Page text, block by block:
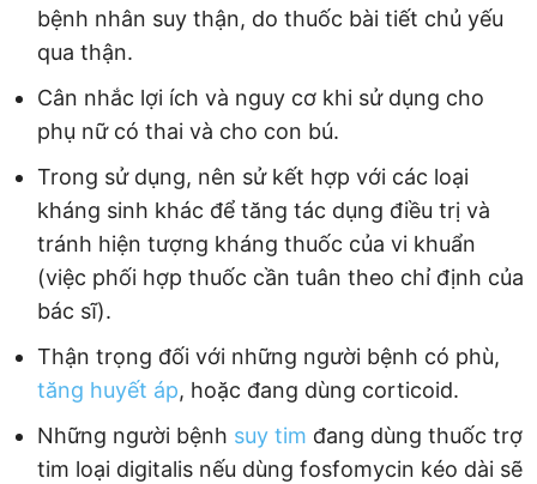
bệnh nhân suy thận, do thuốc bài tiết chủ yếu
qua thận.
Cân nhắc lợi ích và nguy cơ khi sử dụng cho
phụ nữ có thai và cho con bú.
Trong sử dụng, nên sử kết hợp với các loại
kháng sinh khác để tăng tác dụng điều trị và
tránh hiện tượng kháng thuốc của vi khuẩn
(việc phối hợp thuốc cần tuân theo chỉ định của
bác sĩ).
Thận trọng đối với những người bệnh có phù,
tăng huyết áp, hoặc đang dùng corticoid.
Những người bệnh suy tim đang dùng thuốc trợ
tim loại digitalis nếu dùng fosfomycin kéo dài sẽ